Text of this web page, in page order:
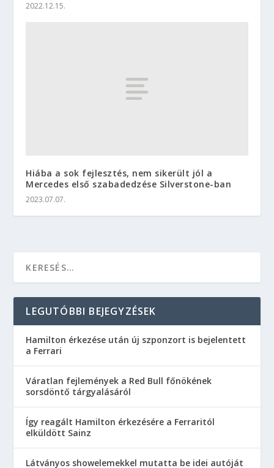
2022.12.15.
Hiába a sok fejlesztés, nem sikerült jól a
Mercedes első szabadedzése Silverstone-ban
2023.07.07.
LEGUTÓBBI BEJEGYZÉSEK
Hamilton érkezése után új szponzort is bejelentett
a Ferrari
Váratlan fejlemények a Red Bull főnökének
sorsdöntő tárgyalásáról
Így reagált Hamilton érkezésére a Ferraritól
elküldött Sainz
Látványos showelemekkel mutatta be idei autóját